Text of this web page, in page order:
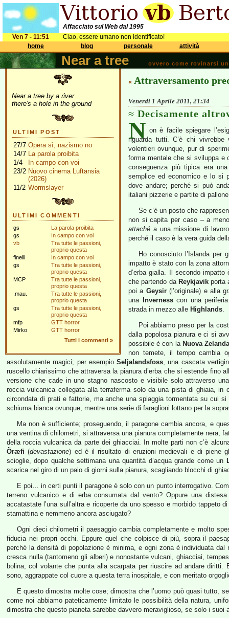
Affacciato sul Web dal 1995
Ven 7 - 11:51
Ciao, essere umano non identificato!
home
blog personale attività
Near a tree ovvero come rovinarsi
Near a tree by a river
there's a hole in the ground
ULTIMI POST
27/7 Opera sì, nazismo no
14/7 La parola proibita
1/4
In campo con voi
23/2 Nuovo cinema Luftansia
(2026)
11/2 Wormslayer
ULTIMI COMMENTI
gs
La parola proibita
gs
In campo con voi
vb
Tra tutte le passioni,
proprio questa
finelli
In campo con voi
gs
Tra tutte le passioni,
proprio questa
MCP
Tra tutte le passioni,
proprio questa
.mau.
Tra tutte le passioni,
proprio questa
gs
Tra tutte le passioni,
proprio questa
mfp
GTT horror
Mirko
GTT horror
Tutti i commenti »
« Attraversamento
Venerdì 1 Aprile 2011, 21:34
Decisamente
N on è facile spiegare
riguarda tutti. C’è chi
volentieri ovunque, pur di
forma mentale che si sviluppa e
conseguenza più tipica era
semplice ed economico e lo si
dove andare; perché si può
italiani pizzerie e partite di
Se c’è un posto che
non si capita per caso – a
attaché a una missione di
perché il caso è la vera guida
Ho conosciuto l’Islanda
impatto è stato con la zona
d’erba gialla. Il secondo
che partendo da Reykjavikporta
poi a Geysir(l’originale) e alla
una
Invernesscon una
strada in mezzo alle Highlands.
Poi abbiamo preso per la
dalla popolosa pianura e ci si
possibile è con la Nuova Zelanda
non temete, il tempo cambia
assolutamente magici; per esempioSeljalandsfoss, una cascata
ruscello chiarissimo che attraversa la pianura d’erba che si estende fino
versione che cade in uno stagno nascosto e visibile solo attraverso
roccia vulcanica collegata alla terraferma solo da una pista di ghiaia, in
circondata di prati e fattorie, ma anche una spiaggia tormentata su cui
schiuma bianca ovunque, mentre una serie di faraglioni lottano per la
Ma non è sufficiente; proseguendo, il paragone cambia ancora, e
una ventina di chilometri, si attraversa una pianura completamente nera,
della roccia vulcanica da parte dei ghiacciai. In molte parti non c’è
Öræfi (devastazione) ed è il risultato di eruzioni medievali e di piene
scioglie, dopo qualche settimana una quantità d’acqua grande come un
scarica nel giro di un paio di giorni sulla pianura, scagliando blocchi di
E poi… in certi punti il paragone è solo con un punto interrogativo.
terreno vulcanico e di erba consumata dal vento? Oppure una
accatastate l’una sull’altra e ricoperte da uno spesso e morbido tappeto
stamattina e nemmeno ancora asciugato?
Ogni dieci chilometri il paesaggio cambia completamente e molto
fiducia nei propri occhi. Eppure quel che colpisce di più, sopra il
perché la densità di popolazione è minima, e ogni zona è individuata
cresca nulla (tantomeno gli alberi) e nonostante vulcani, ghiacciai,
bolina, col volante che punta alla scarpata per riuscire ad andare
sono, aggrappate col cuore a questa terra inospitale, e con meritato
E questo dimostra molte cose; dimostra che l’uomo può quasi tutto,
come noi abbiamo pateticamente limitato le possibilità della natura,
dimostra che questo pianeta sarebbe davvero meraviglioso, se solo i